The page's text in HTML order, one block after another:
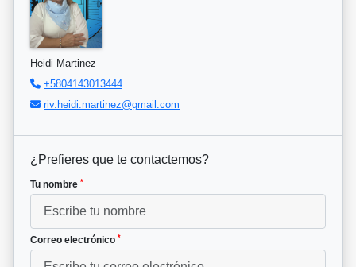
Heidi Martinez
+5804143013444
riv.heidi.martinez@gmail.com
¿Prefieres que te contactemos?
Tu nombre *
Correo electrónico *